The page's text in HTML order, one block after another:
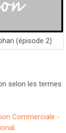
(épisode 2)
selon les termes
Commerciale -